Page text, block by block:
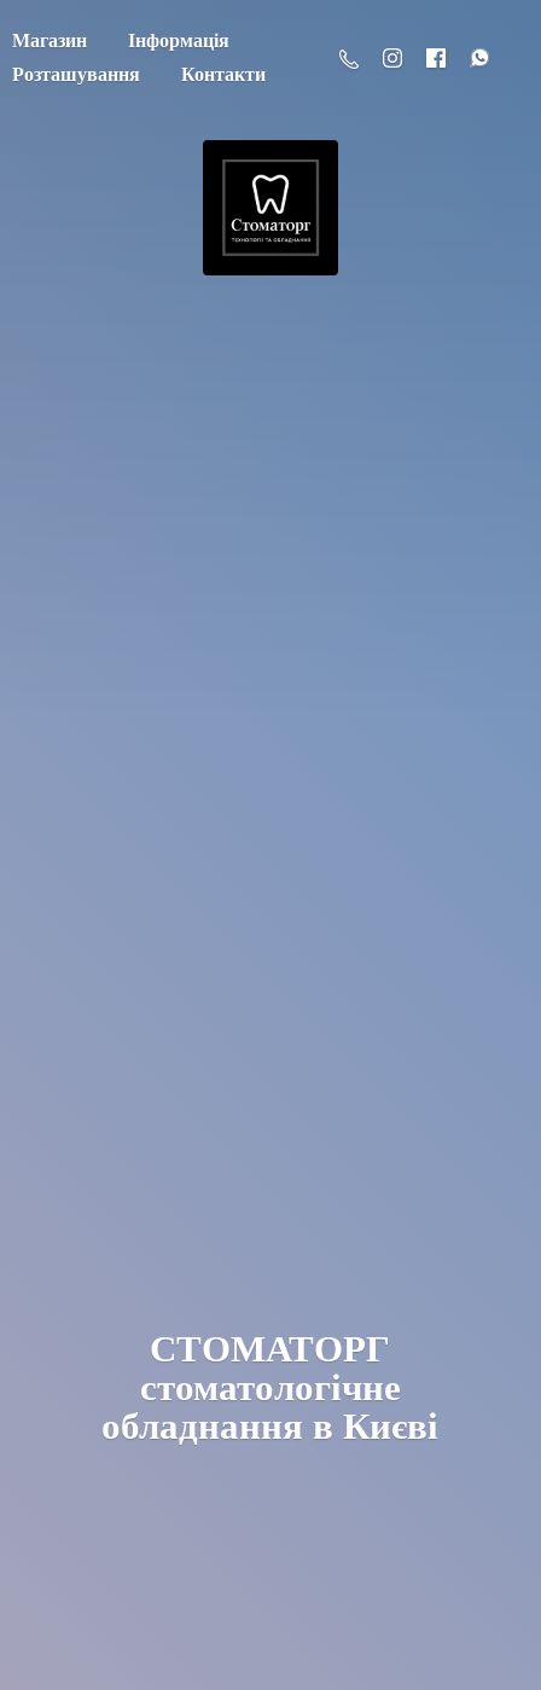
Магазин
Інформація
Розташування
Контакти
СТОМАТОРГ
стоматологічне
обладнання в Києві